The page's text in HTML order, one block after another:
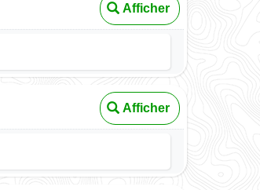
Afficher
Afficher